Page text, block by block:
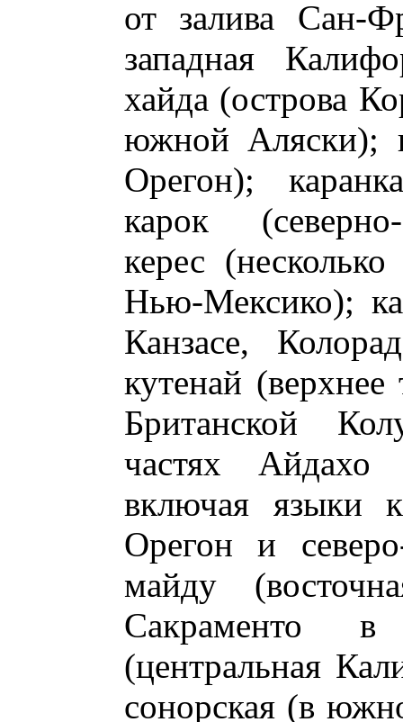
от залива Сан-
западная
хайда (острова
южной Аляски);
Орегон);
карок
керес
Нью-Мексико);
Канзасе,
кутенай
Британской
частях
включая языки
Орегон и
майду
Сакраменто
(центральная
сонорская (в